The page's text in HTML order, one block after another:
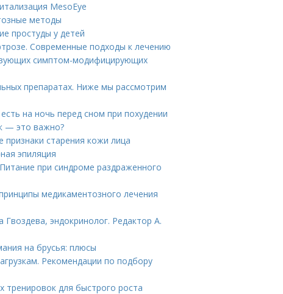
MesoEye
методы
простуды у детей
Современные подходы к лечению
симптом-модифицирующих
препаратах. Ниже мы рассмотрим
на ночь перед сном при похудении
— это важно?
старения кожи лица
эпиляция
при синдроме раздраженного
медикаментозного лечения
эндокринолог. Редактор А.
на брусья: плюсы
Рекомендации по подбору
тренировок для быстрого роста